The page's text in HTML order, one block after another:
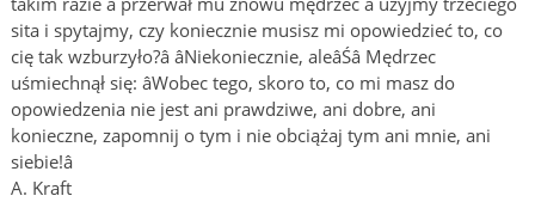
sita i spytajmy, czy koniecznie musisz mi opowiedzieć to, co
cię tak wzburzyło?â âNiekoniecznie, aleâŚâ Mędrzec
uśmiechnął się: âWobec tego, skoro to, co mi masz do
opowiedzenia nie jest ani prawdziwe, ani dobre, ani
konieczne, zapomnij o tym i nie obciążaj tym ani mnie, ani
siebie!â
A. Kraft